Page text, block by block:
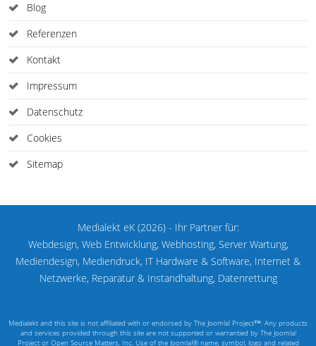
Blog
Referenzen
Kontakt
Impressum
Datenschutz
Cookies
Sitemap
Medialekt eK (2026) - Ihr Partner für:
Webdesign, Web Entwicklung, Webhosting, Server Wartung,
Mediendesign, Mediendruck, IT Hardware & Software, Internet &
Netzwerke, Reparatur & Instandhaltung, Datenrettung
Medialekt and this site is not affiliated with or endorsed by The Joomla! Project™. Any products
and services provided through this site are not supported or warrantied by The Joomla!
Project or Open Source Matters, Inc. Use of the Joomla!® name, symbol, logo and related